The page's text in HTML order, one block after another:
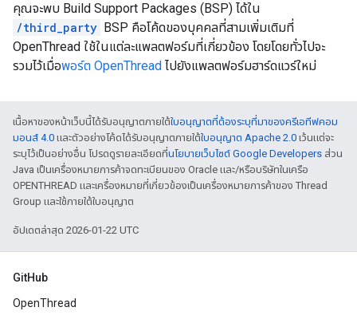
คุณจะพบ Build Support Packages (BSP) ได้ใน
/third_party BSP คือโค้ดของบุคคลที่สามเพิ่มเติมที่
OpenThread ใช้ในแต่ละแพลตฟอร์มที่เกี่ยวข้อง โดยโดยทั่วไปจะ
รวมไว้เมื่อพอร์ต OpenThread ไปยังแพลตฟอร์มฮาร์ดแวร์ใหม่
เนื้อหาของหน้าเว็บนี้ได้รับอนุญาตภายใต้ใบอนุญาตที่ต้องระบุที่มาของครีเอทีฟคอม
มอนส์ 4.0 และตัวอย่างโค้ดได้รับอนุญาตภายใต้ใบอนุญาต Apache 2.0 เว้นแต่จะ
ระบุไว้เป็นอย่างอื่น โปรดดูรายละเอียดที่นโยบายเว็บไซต์ Google Developers ส่วน
Java เป็นเครื่องหมายการค้าจดทะเบียนของ Oracle และ/หรือบริษัทในเครือ
OPENTHREAD และเครื่องหมายที่เกี่ยวข้องเป็นเครื่องหมายการค้าของ Thread
Group และใช้ภายใต้ใบอนุญาต
อัปเดตล่าสุด 2026-01-22 UTC
GitHub
OpenThread